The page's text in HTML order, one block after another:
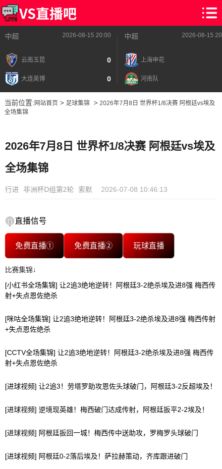
中超 2026-08-15 20:00
云南玉昆 0
大连英博 0
中超 2026-08-15
上海申花
河南队
当前位置: 网站首页> 足球集锦> 2026年7月8日 世界杯1/8决赛 阿根廷vs埃及
全场集锦
2026年7月8日 世界杯1/8决赛 阿根廷vs埃及
全场集锦
行进 非洲杯D组第2轮 索默 2026-07-08 10:46:13
直播信号
免费直播① 免费直播② 玩球直播
比赛集锦↓
[小红书全场集锦] 让2追3绝地逆转！阿根廷3-2绝杀埃及进8强 梅西传
射+失点恩佐绝杀
[咪咕全场集锦] 让2追3绝地逆转！阿根廷3-2绝杀埃及进8强 梅西传射
+失点恩佐绝杀
[CCTV全场集锦] 让2追3绝地逆转！阿根廷3-2绝杀埃及进8强 梅西传
射+失点恩佐绝杀
[进球视频] 让2追3！劳塔罗助攻恩佐头球破门，阿根廷3-2反超埃及！
[进球视频] 逆境现英雄！梅西破门达成传射，阿根廷扳平2-2埃及！
[进球视频] 阿根廷扳回一城！梅西传中送助攻，罗梅罗头球破门
[进球视频] 阿根廷0-2落后埃及！萨拉赫策动，齐库跟进破门